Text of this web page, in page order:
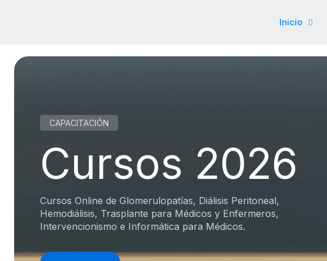
Inicio
CAPACITACIÓN
Cursos 2026
Cursos Online de Glomerulopatías, Diálisis Peritoneal,
Hemodiálisis, Trasplante para Médicos y Enfermeros,
Intervencionismo e Informática para Médicos.